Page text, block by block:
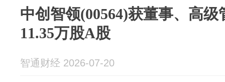
中创智领(00564)获董事、高
11.35万股A股
智通财经 2026-07-20